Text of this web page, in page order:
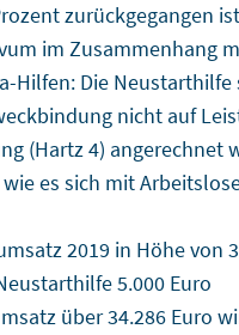
zurückgegangen
im Zusammenhang
Hilfen: Die Neustarthilfe
nicht auf
(Hartz 4) angerechnet
es sich mit
2019 in Höhe von
5.000 Euro
über 34.286 Euro